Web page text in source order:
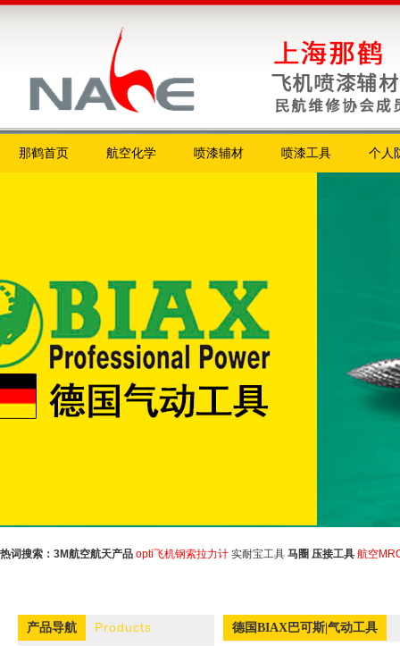
那鹤首页 航空化学 喷漆辅材 喷漆工具 个人
热词搜索： 3M航空航天产品 opti飞机钢索拉力计 实耐宝工具 马圈 压接工具 航空
产品导航 Products 德国BIAX巴可斯|气动工具